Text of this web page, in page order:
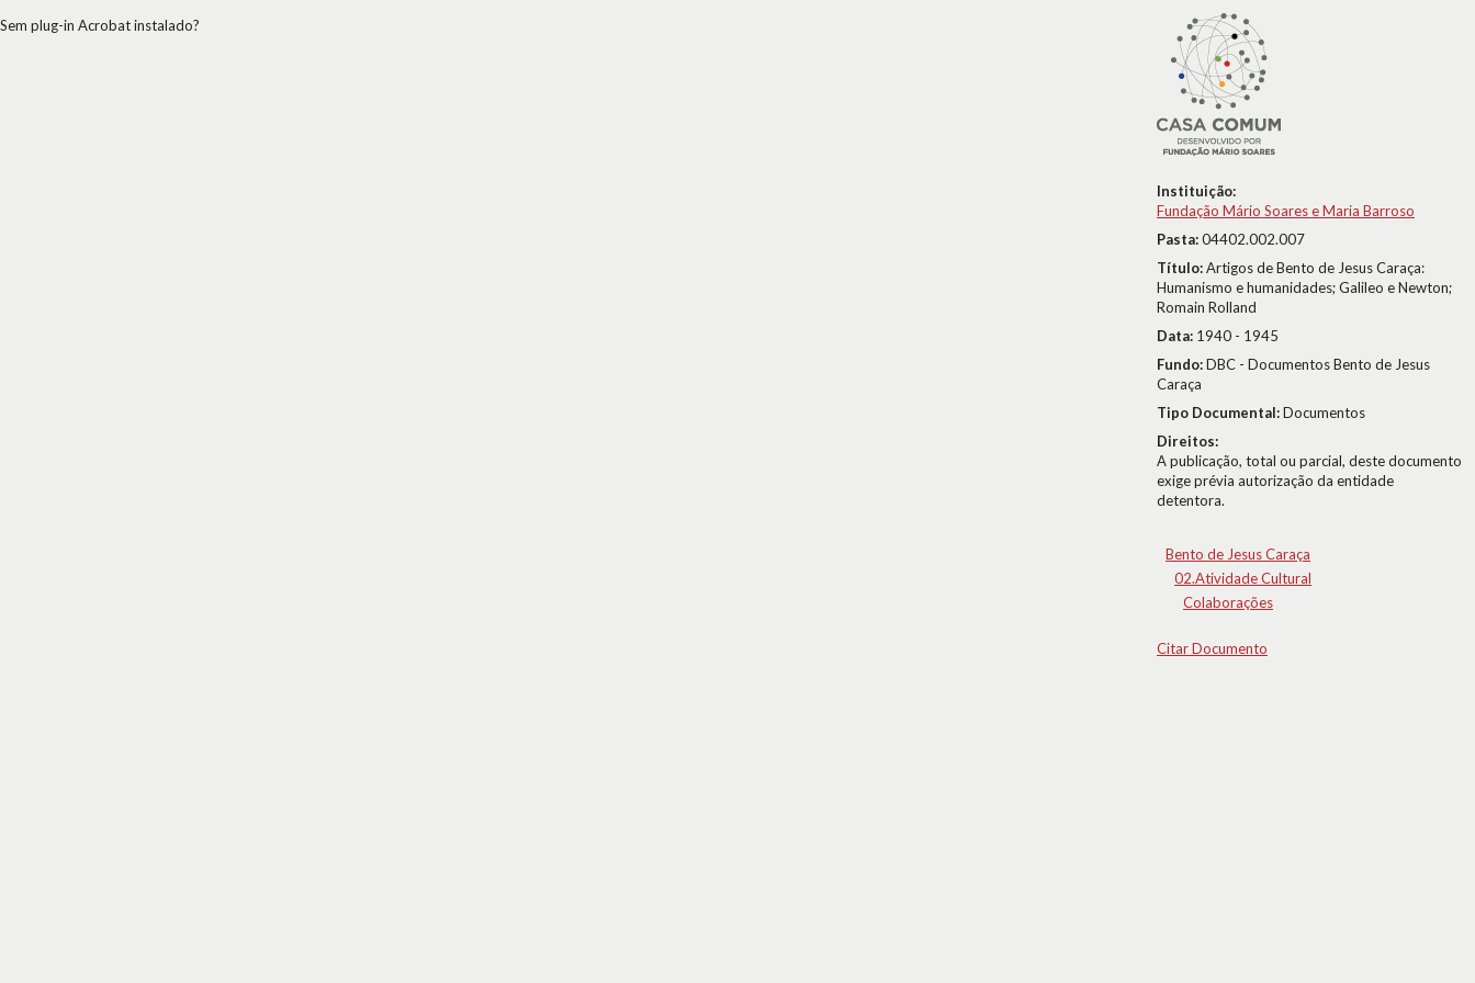
Instituição:
Fundação Mário Soares e Maria Barroso
Pasta:04402.002.007
Título:Artigos de Bento de Jesus Caraça:
Humanismo e humanidades; Galileo e Newton;
Romain Rolland
Data: 1940 - 1945
Fundo:DBC - Documentos Bento de Jesus
Caraça
Tipo Documental:Documentos
Direitos:
A publicação, total ou parcial, deste documento
exige prévia autorização da entidade
detentora.
Bento de Jesus Caraça
02.Atividade Cultural
Colaborações
Citar Documento
Sem plug-in Acrobat instalado?